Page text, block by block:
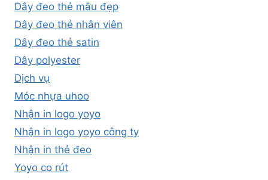
Dây đeo thẻ mẫu đẹp
Dây đeo thẻ nhân viên
Dây đeo thẻ satin
Dây polyester
Dịch vụ
Móc nhựa uhoo
Nhận in logo yoyo
Nhận in logo yoyo công ty
Nhận in thẻ đeo
Yoyo co rút